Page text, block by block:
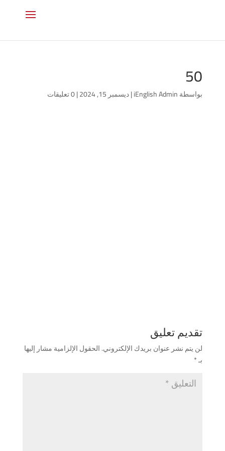
50
بواسطةiEnglish Admin
|ديسمبر 15, 2024 |0 تعليقات
تقديم تعليق
لن يتم نشر عنوان بريدك الإلكتروني.الحقول الإلزامية مشار إليها
بـ*